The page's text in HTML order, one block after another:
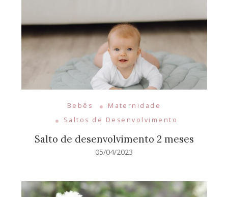
Bebês
Maternidade
Saltos de Desenvolvimento
Salto de desenvolvimento 2 meses
05/04/2023